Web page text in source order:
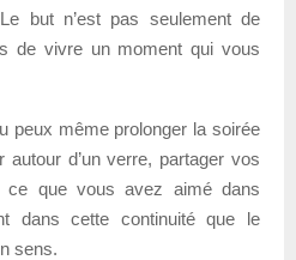
but n’est pas seulement de
de vivre un moment qui vous
peux même prolonger la soirée
d’un verre, partager vos
ce que vous avez aimé dans
dans cette continuité que le
sens.